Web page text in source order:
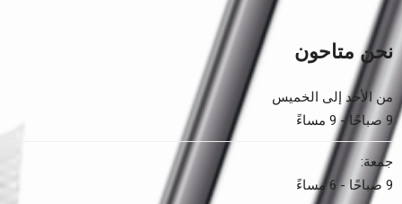
نحن متاحون
من الأحد إلى الخميس
9 صباحًا - 9 مساءً
جمعة:
9 صباحًا - 6 مساءً